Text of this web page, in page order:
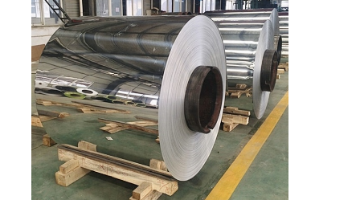
Laminatfolie aus Aluminium
Aluminiumwabenpaneele
Aluminiumbienenwabe
Spiegel Aluminium